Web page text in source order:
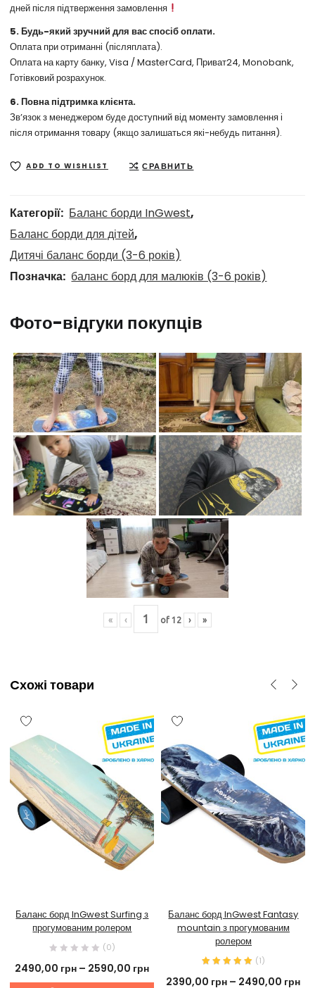
дней після підтверження замовлення
5. Будь-який зручний для вас спосіб оплати.
Оплата при отриманні (післяплата).
Оплата на карту банку, Visa / MasterCard, Приват24, Monobank,
Готівковий розрахунок.
6. Повна підтримка клієнта.
Зв’язок з менеджером буде доступний від моменту замовлення і
після отримання товару (якщо залишаться які-небудь питання).
ADD TO WISHLIST СРАВНИТЬ
Категорії: Баланс борди InGwest,
Баланс борди для дітей,
Дитячі баланс борди (3-6 років)
Позначка: баланс борд для малюків (3-6 років)
Фото-відгуки покупців
« ‹ of 12 › »
Cхожі товари
Баланс борд InGwest Surfing з
прогумованим ролером
(0)
2490,00 грн – 2590,00 грн
Баланс борд InGwest Fantasy
mountain з прогумованим
ролером
(1)
2390,00 грн – 2490,00 грн